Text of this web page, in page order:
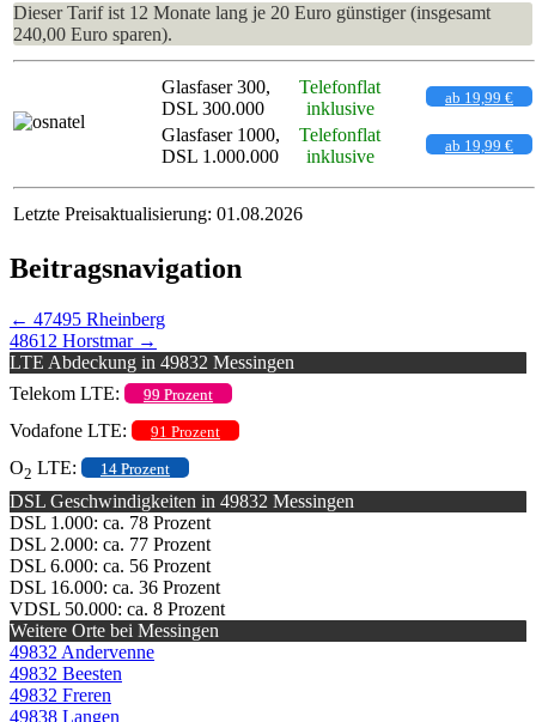
Dieser Tarif ist 12 Monate lang je 20 Euro günstiger (insgesamt
240,00 Euro sparen).
Glasfaser 300,
DSL 300.000
Telefonflat
inklusive
ab 19,99 €
Glasfaser 1000,
DSL 1.000.000
Telefonflat
inklusive
ab 19,99 €
Letzte Preisaktualisierung: 01.08.2026
Beitragsnavigation
← 47495 Rheinberg
48612 Horstmar →
LTE Abdeckung in 49832 Messingen
Telekom LTE:
99 Prozent
Vodafone LTE: 91 Prozent
O2 LTE: 14 Prozent
DSL Geschwindigkeiten in 49832 Messingen
DSL 1.000: ca. 78 Prozent
DSL 2.000: ca. 77 Prozent
DSL 6.000: ca. 56 Prozent
DSL 16.000: ca. 36 Prozent
VDSL 50.000: ca. 8 Prozent
Weitere Orte bei Messingen
49832 Andervenne
49832 Beesten
49832 Freren
49838 Langen